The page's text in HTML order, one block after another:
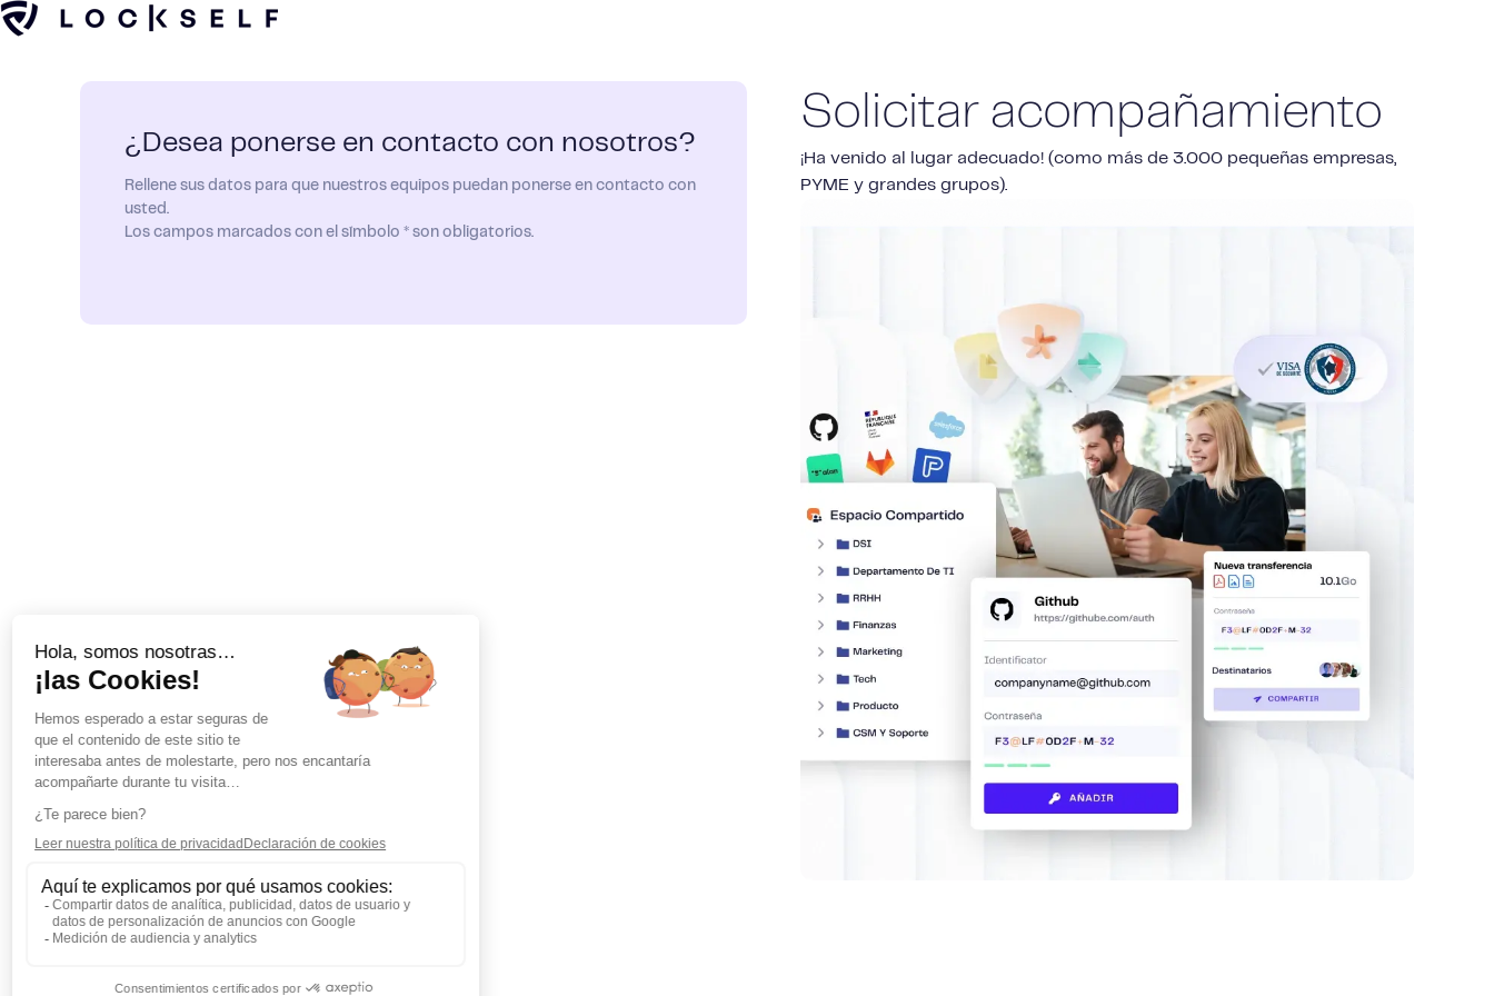
Solicitar acompañamiento
¡Ha venido al lugar adecuado! (como más de 3.000 pequeñas empresas,
PYME y grandes grupos).
¿Desea ponerse en contacto con nosotros?
Rellene sus datos para que nuestros equipos puedan ponerse en contacto con
usted.
Los campos marcados con el símbolo * son obligatorios.